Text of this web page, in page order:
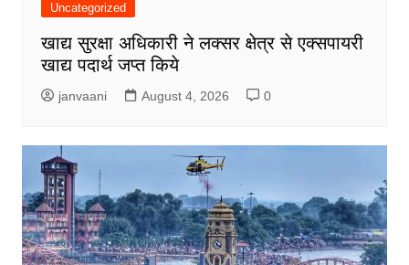
Uncategorized
खाद्य सुरक्षा अधिकारी ने लक्सर क्षेत्र से एक्सपायरी
खाद्य पदार्थ जप्त किये
janvaani August 4, 2026 0